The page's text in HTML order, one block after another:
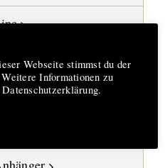
Webseite stimmst du der
Informationen zu